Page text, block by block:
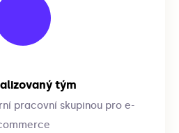
tým
pracovní skupinou pro e-